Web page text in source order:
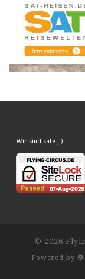
Wir sind safe ;-)
© 2026
Powered by